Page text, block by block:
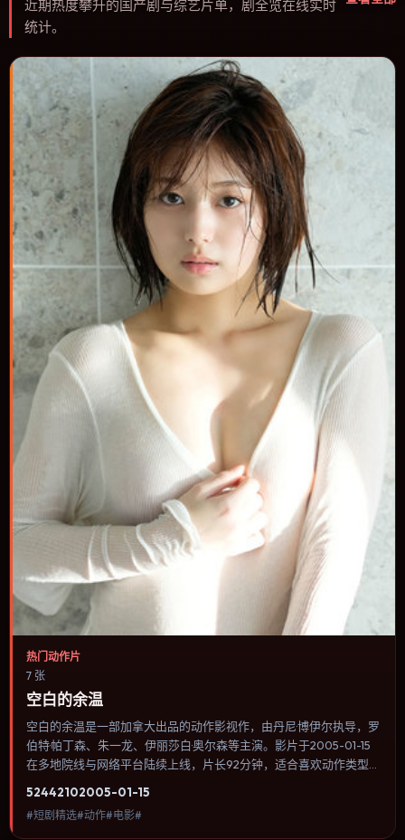
近期热度攀升的国产剧与综艺片单，剧全览在线实时
统计。
热门动作片
7 张
空白的余温
空白的余温是一部加拿大出品的动作影视作，由丹尼·博伊尔执导，罗
伯特·帕丁森、朱一龙、伊丽莎白·奥尔森等主演。影片于2005-01-15
在多地院线与网络平台陆续上线，片长92分钟，适合喜欢动作类型、
节奏与视听语言统一，可作为休闲观影或类型片补片的选择。
52442102005-01-15
#短剧精选#动作#电影#